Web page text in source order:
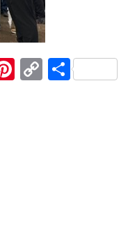
Pi C S